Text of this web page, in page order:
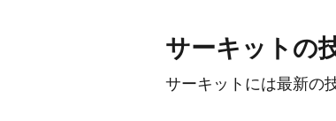
サーキットの
サーキットには最新の